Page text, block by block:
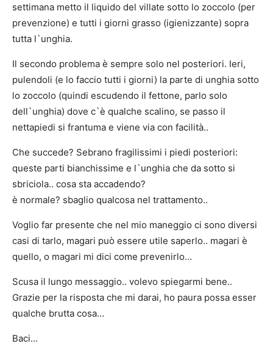
settimana metto il liquido del villate sotto lo zoccolo (per
prevenzione) e tutti i giorni grasso (igienizzante) sopra
tutta l`unghia.
Il secondo problema è sempre solo nel posteriori. Ieri,
pulendoli (e lo faccio tutti i giorni) la parte di unghia sotto
lo zoccolo (quindi escudendo il fettone, parlo solo
dell`unghia) dove c`è qualche scalino, se passo il
nettapiedi si frantuma e viene via con facilità..
Che succede? Sebrano fragilissimi i piedi posteriori:
queste parti bianchissime e l`unghia che da sotto si
sbriciola.. cosa sta accadendo?
è normale? sbaglio qualcosa nel trattamento..
Voglio far presente che nel mio maneggio ci sono diversi
casi di tarlo, magari può essere utile saperlo.. magari è
quello, o magari mi dici come prevenirlo…
Scusa il lungo messaggio.. volevo spiegarmi bene..
Grazie per la risposta che mi darai, ho paura possa esser
qualche brutta cosa…
Baci…